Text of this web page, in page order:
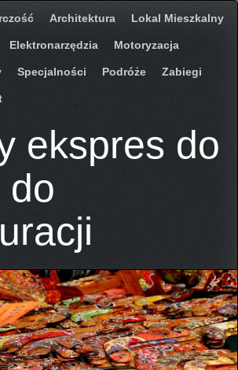
Architektura Lokal Mieszkalny
Elektronarzędzia Motoryzacja
Specjalności Podróże Zabiegi
ekspres do
do